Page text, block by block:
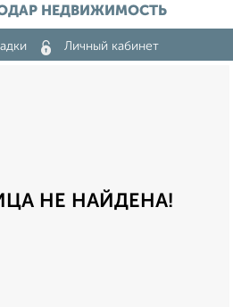
НЕДВИЖИМОСТЬ
Личный кабинет
НЕ НАЙДЕНА!